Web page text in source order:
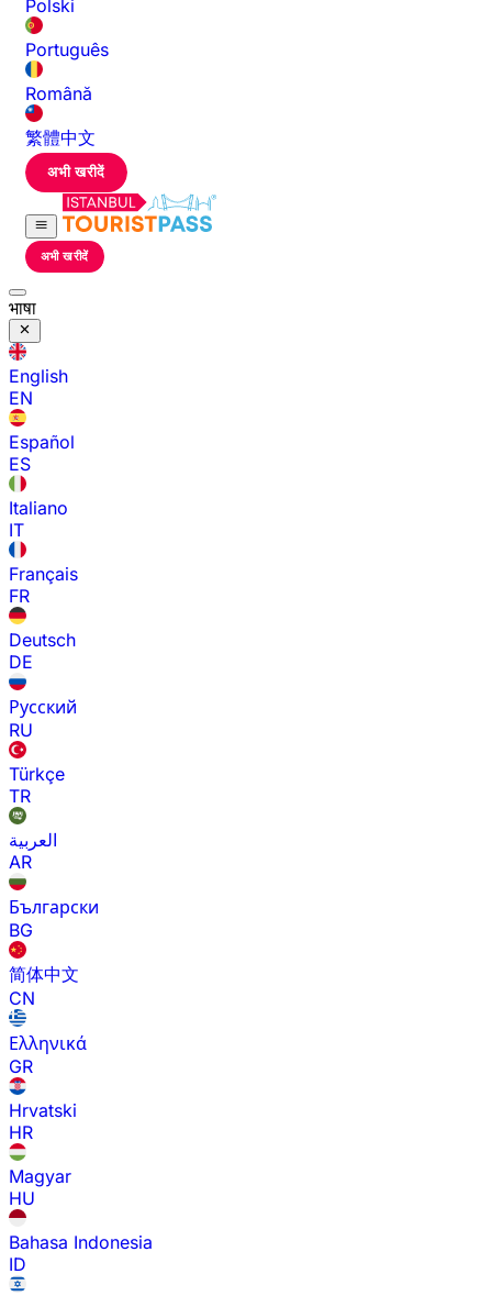
Polski
Português
Română
繁體中文
अभी खरीदें
अभी खरीदें
भाषा
English
EN
Español
ES
Italiano
IT
Français
FR
Deutsch
DE
Русский
RU
Türkçe
TR
العربية
AR
Български
BG
简体中文
CN
Ελληνικά
GR
Hrvatski
HR
Magyar
HU
Bahasa Indonesia
ID